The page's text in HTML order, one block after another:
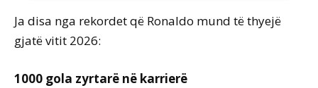
Ja disa nga rekordet që Ronaldo mund të thyejë
gjatë vitit 2026:
1000 gola zyrtarë në karrierë